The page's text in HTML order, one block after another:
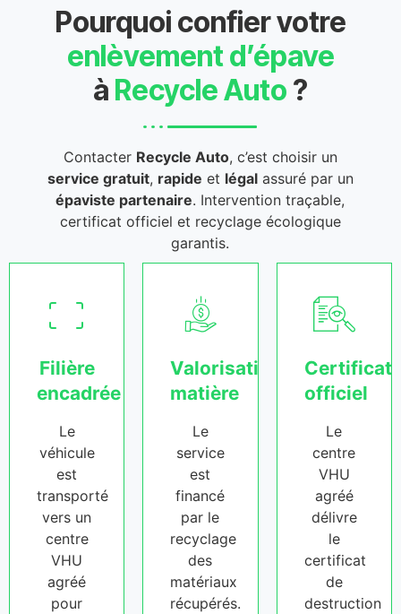
Pourquoi confier votre
enlèvement d’épave
à Recycle Auto ?
Contacter Recycle Auto, c’est choisir un
service gratuit, rapide et légalassuré par un
épaviste partenaire. Intervention traçable,
certificat officiel et recyclage écologique
garantis.
Filière
encadrée
Le
véhicule
est
transporté
vers un
centre
VHU
agréé
pour
Valorisation
matière
Le
service
est
financé
par le
recyclage
des
matériaux
récupérés.
Certificat
officiel
Le
centre
VHU
agréé
délivre
le
certificat
de
destruction